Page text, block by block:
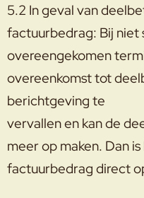
5.2 In geval van
factuurbedrag: Bij niet
overeengekomen
overeenkomst tot
berichtgeving te
vervallen en kan de
meer op maken. Dan
factuurbedrag direct